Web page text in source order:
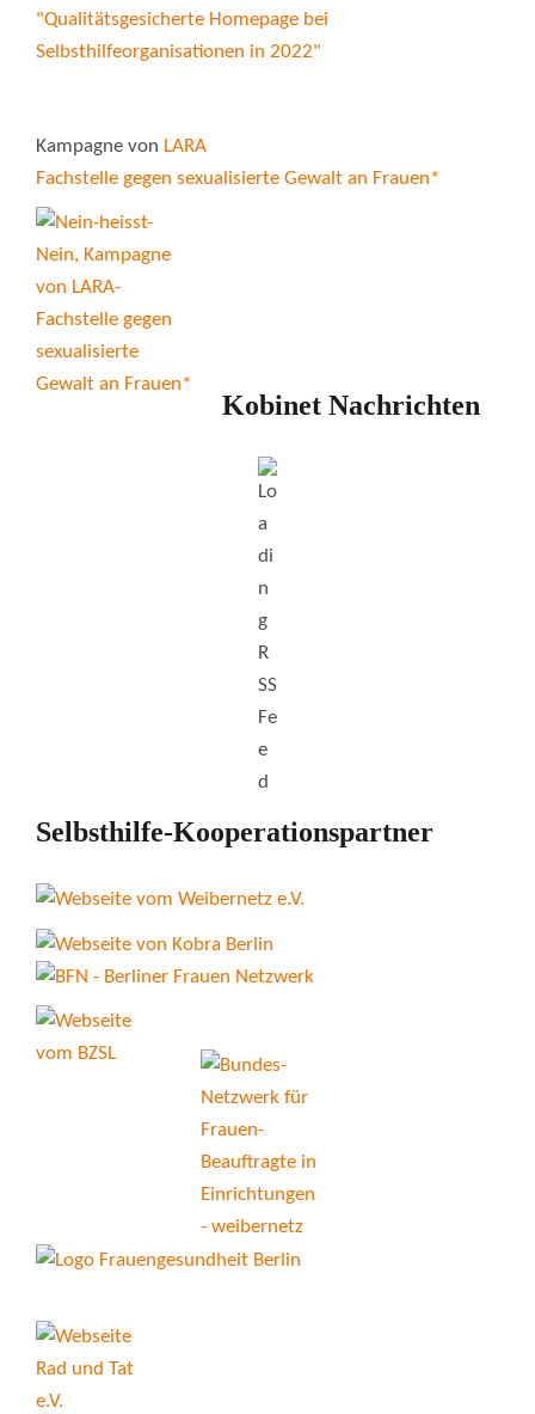
Kampagne von LARA
Fachstelle gegen sexualisierte Gewalt an Frauen*
Kobinet Nachrichten
Selbsthilfe-Kooperationspartner